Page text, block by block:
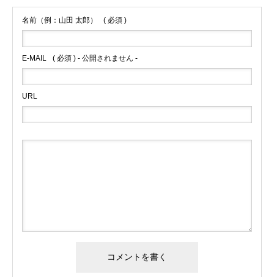
名前（例：山田 太郎） ( 必須 )
E-MAIL ( 必須 ) - 公開されません -
URL